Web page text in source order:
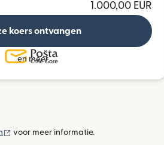
1.000,00 EUR
koers ontvangen
en meer
(wordt geopend in een nieuw venster)
voor meer informatie.